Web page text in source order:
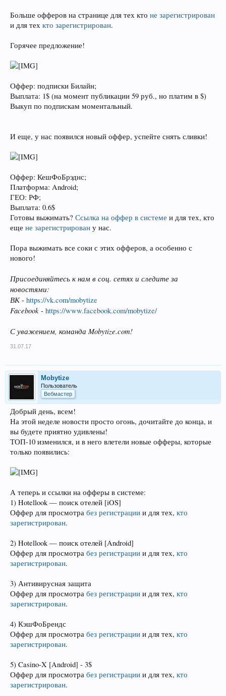
Больше офферов на странице для тех кто не зарегистрирован
и для тех кто зарегистрирован.
Горячее предложение!
Оффер: подписки Билайн;
Выплата: 1$ (на момент публикации 59 руб., но платим в $)
Выкуп по подпискам моментальный.
И еще, у нас появился новый оффер, успейте снять сливки!
Оффер: КешФоБрэднс;
Платформа: Android;
ГЕО: РФ;
Выплата: 0.6$
Готовы выжимать? Ссылка на оффер в системе и для тех, кто
еще не зарегистрирован у нас.
Пора выжимать все соки с этих офферов, а особенно с
нового!
Присоединяйтесь к нам в соц. сетях и следите за
новостями:
ВК- https://vk.com/mobytize
Facebook - https://www.facebook.com/mobytize/
С уважением, команда Mobytize.com!
31.07.17
Mobytize
Пользователь
Вебмастер
Добрый день, всем!
На этой неделе новости просто огонь, дочитайте до конца, и
вы будете приятно удивлены!
ТОП-10 изменился, и в него влетели новые офферы, которые
только появились:
А теперь и ссылки на офферы в системе:
1) Hotellook — поиск отелей [iOS]
Оффер для просмотра без регистрации и для тех, кто
зарегистрирован.
2) Hotellook — поиск отелей [Android]
Оффер для просмотра без регистрации и для тех, кто
зарегистрирован.
3) Антивирусная защита
Оффер для просмотра без регистрации и для тех, кто
зарегистрирован.
4) КэшФоБрендс
Оффер для просмотра без регистрации и для тех, кто
зарегистрирован.
5) Casino-X [Android] - 3$
Оффер для просмотра без регистрации и для тех, кто
зарегистрирован.